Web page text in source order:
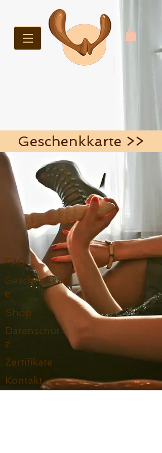
Geschenkkarte >>
FAQ
Geschenkkart
e
Shop
Datenschut
z
Zertifikate
Kontakt